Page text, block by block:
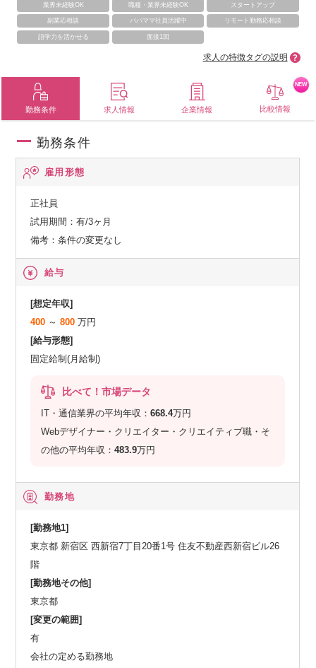
業界未経験OK 職種・業界未経験OK スタートアップ
副業応相談 パパママ社員活躍中 リモート勤務応相談
語学力を活かせる 面接1回
求人の特徴タグの説明
勤務条件 求人情報 企業情報 比較情報
NEW
勤務条件
雇用形態
正社員
試用期間：有/3ヶ月
備考：条件の変更なし
給与
[想定年収]
400 ～800 万円
[給与形態]
固定給制(月給制)
比べて！市場データ
IT・通信業界の平均年収：668.4万円
Webデザイナー・クリエイター・クリエイティブ職・そ
の他の平均年収：483.9万円
勤務地
[勤務地1]
東京都 新宿区 西新宿7丁目20番1号 住友不動産西新宿ビル26
階
[勤務地その他]
東京都
[変更の範囲]
有
会社の定める勤務地